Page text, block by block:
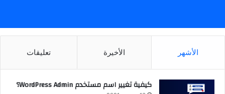
الأشهر الأخيرة تعليقات
كيفية تغيير اسم مستخدم WordPress Admin؟